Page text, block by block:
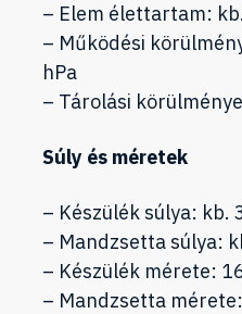
– Elem élettartam:
– Működési
hPa
– Tárolási
Súly és méretek
– Készülék súlya: kb.
– Mandzsetta súlya:
– Készülék mérete:
– Mandzsetta